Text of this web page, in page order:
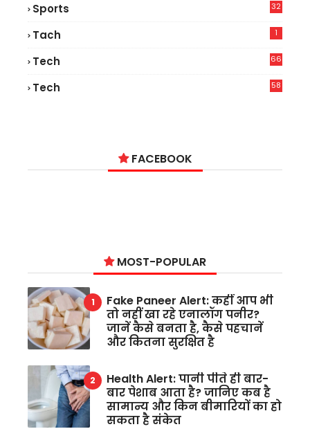
Sports 32
Tach 1
Tech
66
Tech
58
FACEBOOK
MOST-POPULAR
Fake Paneer Alert: कहीं आप भी
तो नहीं खा रहे एनालॉग पनीर?
जानें कैसे बनता है, कैसे पहचानें
और कितना सुरक्षित है
Health Alert: पानी पीते ही बार-
बार पेशाब आता है? जानिए कब है
सामान्य और किन बीमारियों का हो
सकता है संकेत